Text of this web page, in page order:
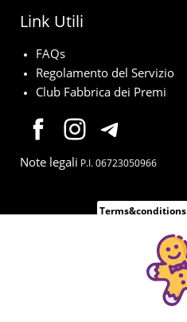
Link Utili
FAQs
Regolamento del Servizio
Club Fabbrica dei Premi
Note legali P.I. 06723050966
Terms&conditions